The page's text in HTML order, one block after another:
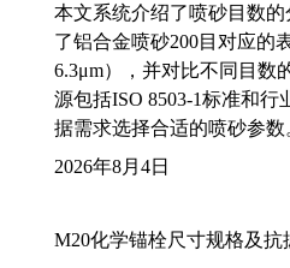
本文系统介绍了喷砂目数
了铝合金喷砂200目对应的
6.3μm），并对比不同目数
源包括ISO 8503-1标准和行
据需求选择合适的喷砂参数
2026年8月4日
M20化学锚栓尺寸规格及抗